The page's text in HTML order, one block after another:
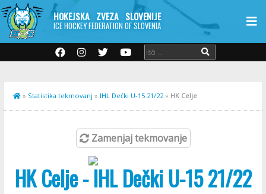
HOKEJSKA ZVEZA SLOVENIJE
ICE HOCKEY FEDERATION OF SLOVENIA
» Statistika tekmovanj » IHL Dečki U-15 21/22» HK Celje
Zamenjaj tekmovanje
HK Celje - IHL Dečki U-15 21/22